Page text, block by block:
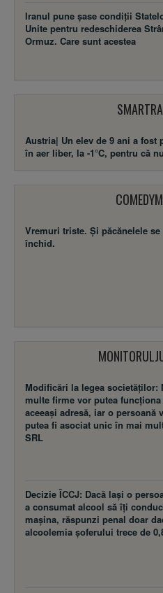
Iranul pune șase condiții
Unite pentru redeschiderea
Ormuz. Care sunt acestea
Austria| Un elev de 9 ani a
în aer liber, la -1°C, pentru că
Vremuri triste. Şi păcănelele se
închid.
Modificări la legea societăţilor:
multe firme vor putea
aceeaşi adresă, iar o persoană
putea fi asociat unic în mai
SRL
Decizie ÎCCJ: Dacă laşi o
a consumat alcool să îţi
maşina, răspunzi penal doar
alcoolemia şoferului trece de